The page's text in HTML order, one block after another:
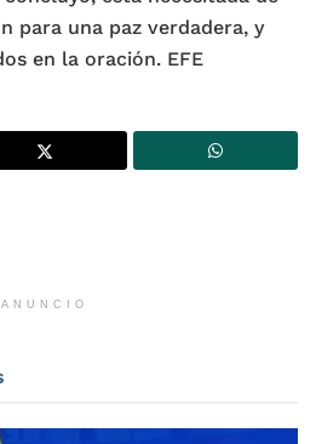
para una paz verdadera, y
en la oración. EFE
ANUNCIO